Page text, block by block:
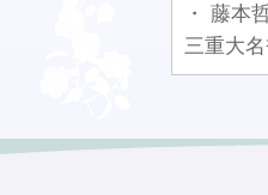
・ 藤本
三重大